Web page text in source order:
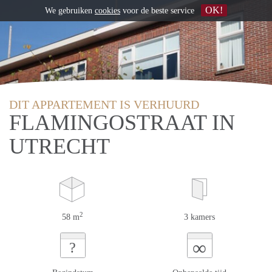
DIT APPARTEMENT IS VERHUURD
FLAMINGOSTRAAT IN
UTRECHT
58 m2 3 kamers
? ∞
We gebruiken cookies voor de beste service OK!